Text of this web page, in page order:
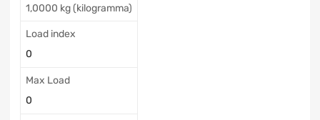
1,0000 kg (kilogramma)
Load index
0
Max Load
0